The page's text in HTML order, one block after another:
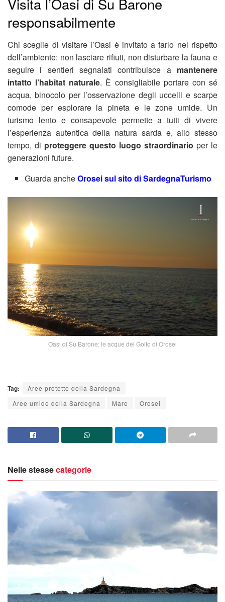
responsabilmente
Chi sceglie di visitare l’Oasi è invitato a farlo nel rispetto
dell’ambiente: non lasciare rifiuti, non disturbare la fauna e
seguire i sentieri segnalati contribuisce a mantenere
intatto l’habitat naturale. È consigliabile portare con sé
acqua, binocolo per l’osservazione degli uccelli e scarpe
comode per esplorare la pineta e le zone umide. Un
turismo lento e consapevole permette a tutti di vivere
l’esperienza autentica della natura sarda e, allo stesso
tempo, di proteggere questo luogo straordinario per le
generazioni future.
Guarda ancheOrosei sul sito di SardegnaTurismo
Oasi di Su Barone: le acque del Golfo di Orosei
Tag:
Aree protette della Sardegna
Aree umide della Sardegna
Mare Orosei
Nelle stessecategorie